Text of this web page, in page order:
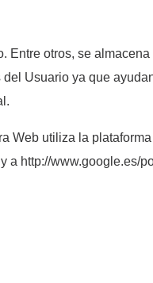
Entre otros, se
Usuario ya que
Web utiliza la
a http://www.google.es/